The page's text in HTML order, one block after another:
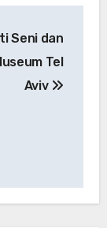
Seni dan
Tel
Aviv